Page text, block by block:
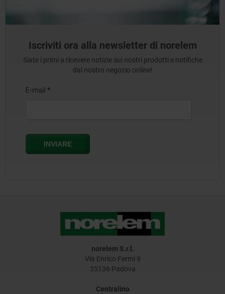
Iscriviti ora alla newsletter di norelem
Siate i primi a ricevere notizie sui nostri prodotti e notifiche
dal nostro negozio online!
norelem S.r.l.
Via Enrico Fermi 9
35136 Padova
Centralino